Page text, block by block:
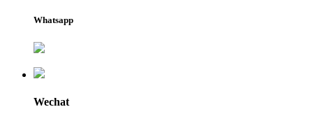
Whatsapp
Wechat